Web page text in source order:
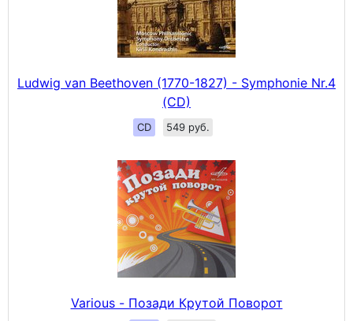
Ludwig van Beethoven (1770-1827) - Symphonie Nr.4
(CD)
CD 549 руб.
Various - Позади Крутой Поворот